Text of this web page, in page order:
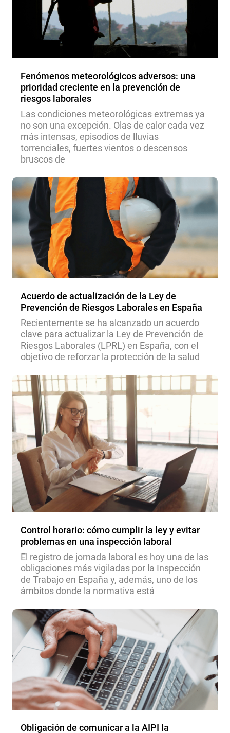
Fenómenos meteorológicos adversos: una
prioridad creciente en la prevención de
riesgos laborales
Las condiciones meteorológicas extremas ya
no son una excepción. Olas de calor cada vez
más intensas, episodios de lluvias
torrenciales, fuertes vientos o descensos
bruscos de
Acuerdo de actualización de la Ley de
Prevención de Riesgos Laborales en España
Recientemente se ha alcanzado un acuerdo
clave para actualizar la Ley de Prevención de
Riesgos Laborales (LPRL) en España, con el
objetivo de reforzar la protección de la salud
Control horario: cómo cumplir la ley y evitar
problemas en una inspección laboral
El registro de jornada laboral es hoy una de las
obligaciones más vigiladas por la Inspección
de Trabajo en España y, además, uno de los
ámbitos donde la normativa está
Obligación de comunicar a la AIPI la